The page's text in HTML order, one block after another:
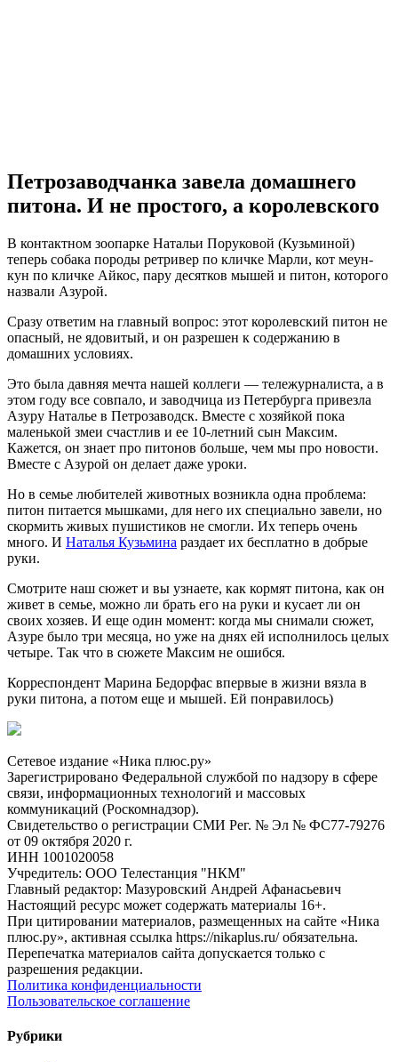
Петрозаводчанка завела домашнего
питона. И не простого, а королевского
В контактном зоопарке Натальи Поруковой (Кузьминой)
теперь собака породы ретривер по кличке Марли, кот меун-
кун по кличке Айкос, пару десятков мышей и питон, которого
назвали Азурой.
Сразу ответим на главный вопрос: этот королевский питон не
опасный, не ядовитый, и он разрешен к содержанию в
домашних условиях.
Это была давняя мечта нашей коллеги — тележурналиста, а в
этом году все совпало, и заводчица из Петербурга привезла
Азуру Наталье в Петрозаводск. Вместе с хозяйкой пока
маленькой змеи счастлив и ее 10-летний сын Максим.
Кажется, он знает про питонов больше, чем мы про новости.
Вместе с Азурой он делает даже уроки.
Но в семье любителей животных возникла одна проблема:
питон питается мышками, для него их специально завели, но
скормить живых пушистиков не смогли. Их теперь очень
много. И Наталья Кузьмина раздает их бесплатно в добрые
руки.
Смотрите наш сюжет и вы узнаете, как кормят питона, как он
живет в семье, можно ли брать его на руки и кусает ли он
своих хозяев. И еще один момент: когда мы снимали сюжет,
Азуре было три месяца, но уже на днях ей исполнилось целых
четыре. Так что в сюжете Максим не ошибся.
Корреспондент Марина Бедорфас впервые в жизни вязла в
руки питона, а потом еще и мышей. Ей понравилось)
Сетевое издание «Ника плюс.ру»
Зарегистрировано Федеральной службой по надзору в сфере
связи, информационных технологий и массовых
коммуникаций (Роскомнадзор).
Свидетельство о регистрации СМИ Рег. № Эл № ФС77-79276
от 09 октября 2020 г.
ИНН 1001020058
Учредитель: ООО Телестанция "НКМ"
Главный редактор: Мазуровский Андрей Афанасьевич
Настоящий ресурс может содержать материалы 16+.
При цитировании материалов, размещенных на сайте «Ника
плюс.ру», активная ссылка https://nikaplus.ru/ обязательна.
Перепечатка материалов сайта допускается только с
разрешения редакции.
Политика конфиденциальности
Пользовательское соглашение
Рубрики